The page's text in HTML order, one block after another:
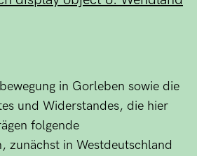
in Gorleben sowie die
und Widerstandes, die hier
folgende
zunächst in Westdeutschland